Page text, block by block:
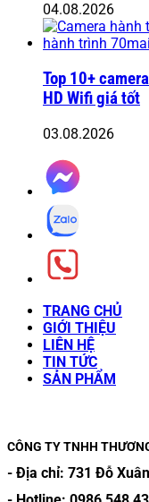
04.08.2026
Top 10+
HD Wifi giá tốt
03.08.2026
TRANG CHỦ
GIỚI THIỆU
LIÊN HỆ
TIN TỨC
SẢN PHẨM
CÔNG TY TNHH
- Địa chỉ: 731 Đỗ